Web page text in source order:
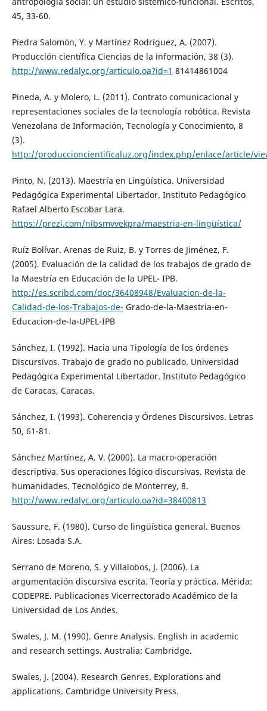
45, 33-60.
Piedra Salomón, Y. y Martínez Rodríguez, A. (2007).
Producción científica Ciencias de la información, 38 (3).
http://www.redalyc.org/articulo.oa?id=1 81414861004
Pineda, A. y Molero, L. (2011). Contrato comunicacional y
representaciones sociales de la tecnología robótica. Revista
Venezolana de Información, Tecnología y Conocimiento, 8
(3).
http://produccioncientificaluz.org/index.php/enlace/article/
Pinto, N. (2013). Maestría en Lingüística. Universidad
Pedagógica Experimental Libertador. Instituto Pedagógico
Rafael Alberto Escobar Lara.
https://prezi.com/nibsmvvekpra/maestria-en-lingüística/
Ruíz Bolívar. Arenas de Ruiz, B. y Torres de Jiménez, F.
(2005). Evaluación de la calidad de los trabajos de grado de
la Maestría en Educación de la UPEL- IPB.
http://es.scribd.com/doc/36408948/Evaluacion-de-la-
Calidad-de-los-Trabajos-de- Grado-de-la-Maestria-en-
Educacion-de-la-UPEL-IPB
Sánchez, I. (1992). Hacia una Tipología de los órdenes
Discursivos. Trabajo de grado no publicado. Universidad
Pedagógica Experimental Libertador. Instituto Pedagógico
de Caracas, Caracas.
Sánchez, I. (1993). Coherencia y Órdenes Discursivos. Letras
50, 61-81.
Sánchez Martínez, A. V. (2000). La macro-operación
descriptiva. Sus operaciones lógico discursivas. Revista de
humanidades. Tecnológico de Monterrey, 8.
http://www.redalyc.org/articulo.oa?id=38400813
Saussure, F. (1980). Curso de lingüística general. Buenos
Aires: Losada S.A.
Serrano de Moreno, S. y Villalobos, J. (2006). La
argumentación discursiva escrita. Teoría y práctica. Mérida:
CODEPRE. Publicaciones Vicerrectorado Académico de la
Universidad de Los Andes.
Swales, J. M. (1990). Genre Analysis. English in academic
and research settings. Australia: Cambridge.
Swales, J. (2004). Research Genres. Explorations and
applications. Cambridge University Press.